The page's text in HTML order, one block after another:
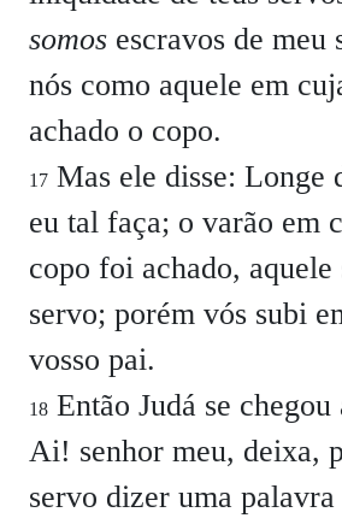
somos escravos de meu
nós como aquele em
achado o copo.
17 Mas ele disse: Longe
eu tal faça; o varão em
copo foi achado, aquele
servo; porém vós subi
vosso pai.
18 Então Judá se chegou
Ai! senhor meu, deixa,
servo dizer uma